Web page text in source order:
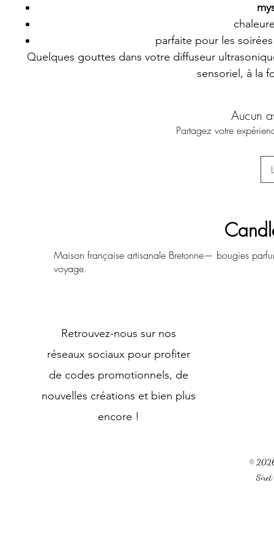
parfaite pour les
Quelques gouttes dans votre diffuseur
sensoriel, à la
Aucun
Partagez votre
Maison française artisanale Bretonne— bougies
voyage.
Retrouvez-nous sur nos
réseaux sociaux pour profiter
de codes promotionnels, de
nouvelles créations et bien plus
encore !
©